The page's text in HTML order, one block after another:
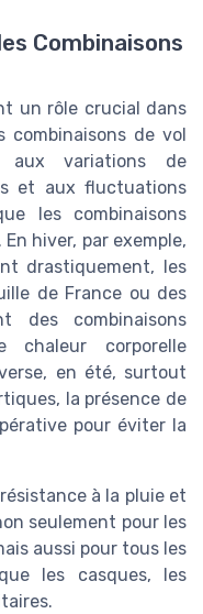
Combinaisons
un rôle crucial dans
de vol
aux variations de
et aux fluctuations
les combinaisons
hiver, par exemple,
drastiquement, les
de France ou des
des combinaisons
chaleur corporelle
en été, surtout
la présence de
pour éviter la
à la pluie et
seulement pour les
aussi pour tous les
les casques, les